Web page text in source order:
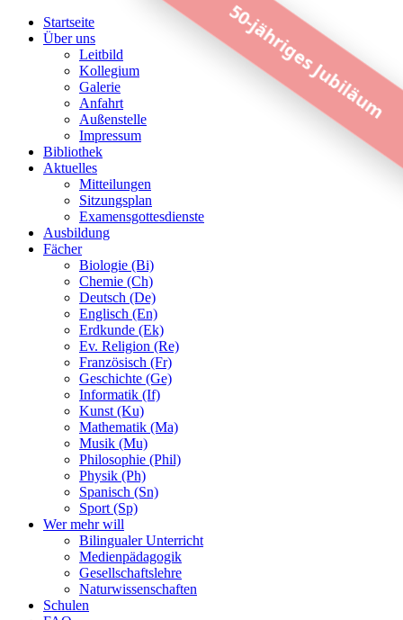
Startseite
Über uns
Leitbild
Kollegium
Galerie
Anfahrt
Außenstelle
Impressum
Bibliothek
Aktuelles
Mitteilungen
Sitzungsplan
Examensgottesdienste
Ausbildung
Fächer
Biologie (Bi)
Chemie (Ch)
Deutsch (De)
Englisch (En)
Erdkunde (Ek)
Ev. Religion (Re)
Französisch (Fr)
Geschichte (Ge)
Informatik (If)
Kunst (Ku)
Mathematik (Ma)
Musik (Mu)
Philosophie (Phil)
Physik (Ph)
Spanisch (Sn)
Sport (Sp)
Wer mehr will
Bilingualer Unterricht
Medienpädagogik
Gesellschaftslehre
Naturwissenschaften
Schulen
50-jähriges Jubiläum